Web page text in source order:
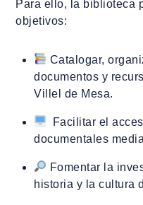
Para ello, la biblioteca
objetivos:
Catalogar,
documentos y
Villel de Mesa.
Facilitar el
documentales
Fomentar la
historia y la cultura